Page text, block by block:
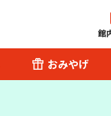
館
おみやげ